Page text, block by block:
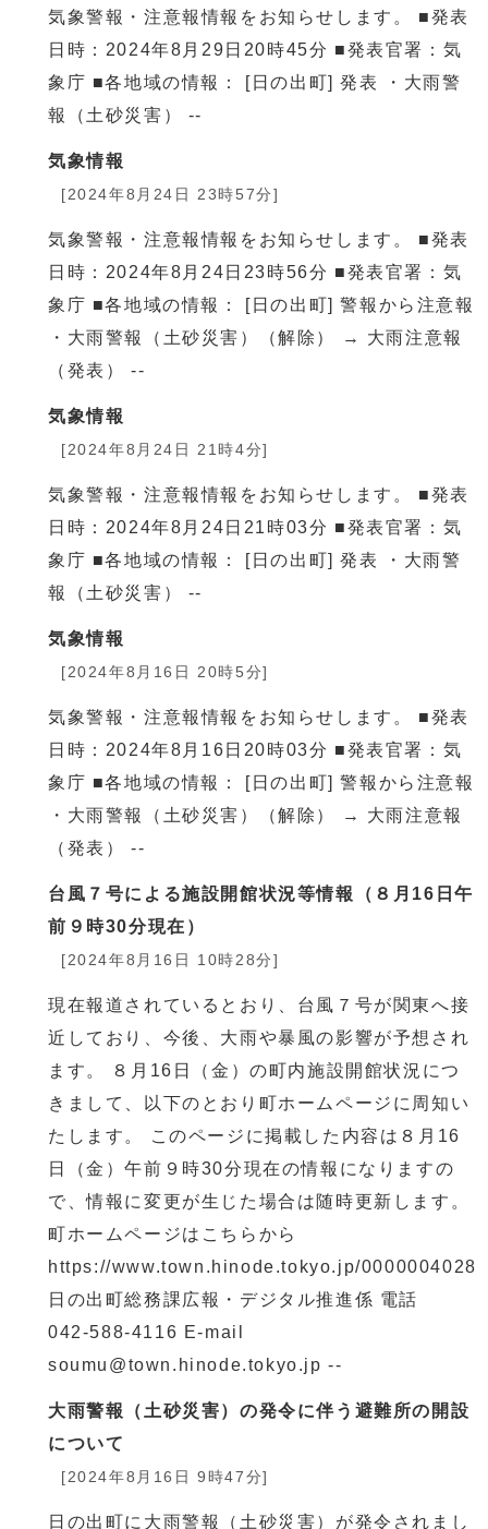
気象警報・注意報情報をお知らせします。 ■発表
日時：2024年8月29日20時45分 ■発表官署：気
象庁 ■各地域の情報： [日の出町] 発表 ・大雨警
報（土砂災害） --
気象情報
[2024年8月24日 23時57分]
気象警報・注意報情報をお知らせします。 ■発表
日時：2024年8月24日23時56分 ■発表官署：気
象庁 ■各地域の情報： [日の出町] 警報から注意報
・大雨警報（土砂災害）（解除） → 大雨注意報
（発表） --
気象情報
[2024年8月24日 21時4分]
気象警報・注意報情報をお知らせします。 ■発表
日時：2024年8月24日21時03分 ■発表官署：気
象庁 ■各地域の情報： [日の出町] 発表 ・大雨警
報（土砂災害） --
気象情報
[2024年8月16日 20時5分]
気象警報・注意報情報をお知らせします。 ■発表
日時：2024年8月16日20時03分 ■発表官署：気
象庁 ■各地域の情報： [日の出町] 警報から注意報
・大雨警報（土砂災害）（解除） → 大雨注意報
（発表） --
台風７号による施設開館状況等情報（８月16日午
前９時30分現在）
[2024年8月16日 10時28分]
現在報道されているとおり、台風７号が関東へ接
近しており、今後、大雨や暴風の影響が予想され
ます。 ８月16日（金）の町内施設開館状況につ
きまして、以下のとおり町ホームページに周知い
たします。 このページに掲載した内容は８月16
日（金）午前９時30分現在の情報になりますの
で、情報に変更が生じた場合は随時更新します。
町ホームページはこちらから
https://www.town.hinode.tokyo.jp/
日の出町総務課広報・デジタル推進係 電話
042-588-4116 E-mail
soumu@town.hinode.tokyo.jp --
大雨警報（土砂災害）の発令に伴う避難所の開設
について
[2024年8月16日 9時47分]
日の出町に大雨警報（土砂災害）が発令されまし